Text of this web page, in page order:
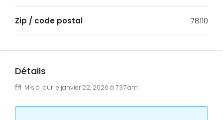
Zip / code postal 78110
Détails
Mis à jour le janvier 22, 2026 à 7:37 am